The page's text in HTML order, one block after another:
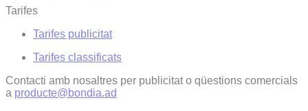
Tarifes
Tarifes publicitat
Tarifes classificats
Contacti amb nosaltres per publicitat o qüestions comercials
a producte@bondia.ad